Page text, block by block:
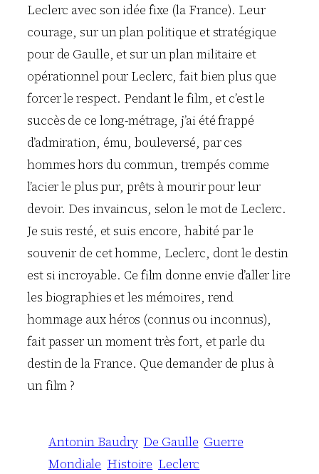
Leclerc avec son idée fixe (la France). Leur
courage, sur un plan politique et stratégique
pour de Gaulle, et sur un plan militaire et
opérationnel pour Leclerc, fait bien plus que
forcer le respect. Pendant le film, et c’est le
succès de ce long-métrage, j’ai été frappé
d’admiration, ému, bouleversé, par ces
hommes hors du commun, trempés comme
l’acier le plus pur, prêts à mourir pour leur
devoir. Des invaincus, selon le mot de Leclerc.
Je suis resté, et suis encore, habité par le
souvenir de cet homme, Leclerc, dont le destin
est si incroyable. Ce film donne envie d’aller lire
les biographies et les mémoires, rend
hommage aux héros (connus ou inconnus),
fait passer un moment très fort, et parle du
destin de la France. Que demander de plus à
un film ?
Antonin Baudry De Gaulle Guerre
Mondiale Histoire Leclerc